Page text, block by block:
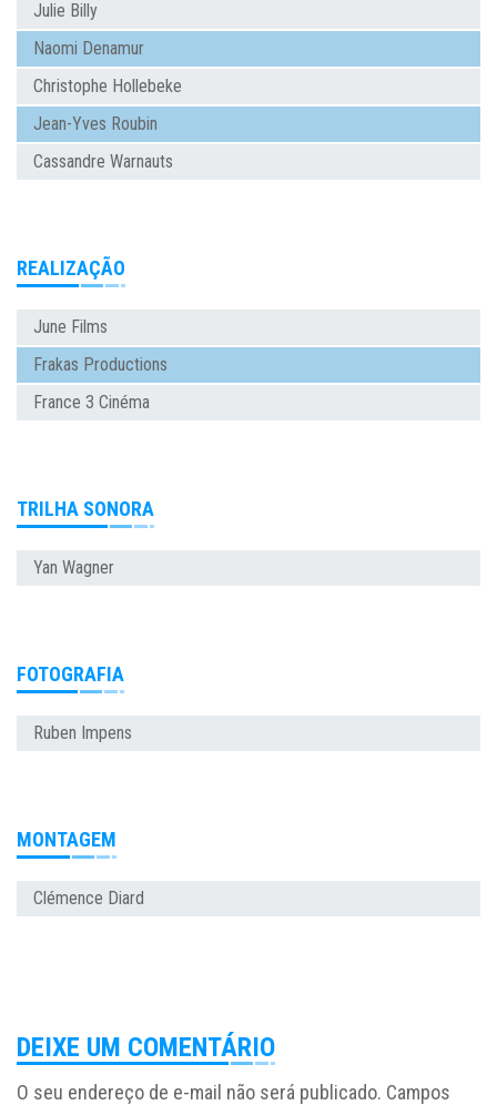
Julie Billy
Naomi Denamur
Christophe Hollebeke
Jean-Yves Roubin
Cassandre Warnauts
REALIZAÇÃO
June Films
Frakas Productions
France 3 Cinéma
TRILHA SONORA
Yan Wagner
FOTOGRAFIA
Ruben Impens
MONTAGEM
Clémence Diard
DEIXE UM COMENTÁRIO
O seu endereço de e-mail não será publicado. Campos